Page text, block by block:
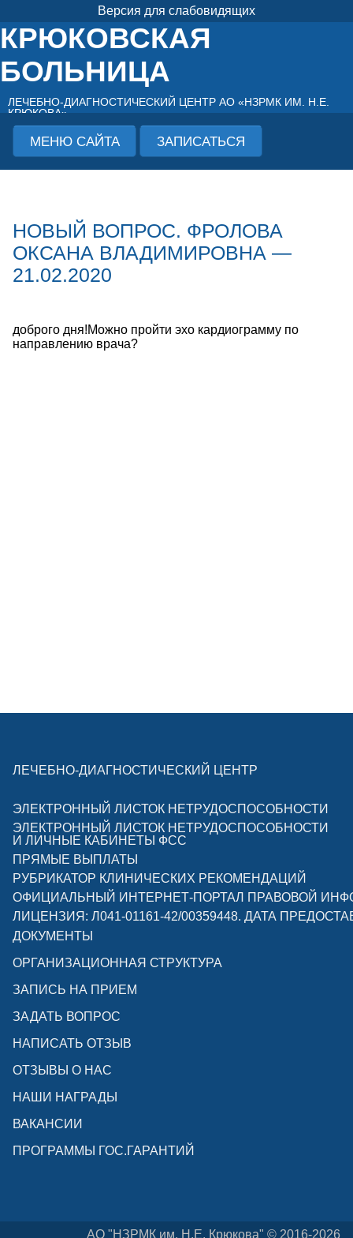
Версия для слабовидящих
КРЮКОВСКАЯ
БОЛЬНИЦА
ЛЕЧЕБНО-ДИАГНОСТИЧЕСКИЙ ЦЕНТР АО «НЗРМК ИМ. Н.Е.
КРЮКОВА»
МЕНЮ САЙТА ЗАПИСАТЬСЯ
НОВЫЙ ВОПРОС. ФРОЛОВА
ОКСАНА ВЛАДИМИРОВНА —
21.02.2020
доброго дня!Можно пройти эхо кардиограмму по
направлению врача?
ЛЕЧЕБНО-ДИАГНОСТИЧЕСКИЙ ЦЕНТР
ЭЛЕКТРОННЫЙ ЛИСТОК НЕТРУДОСПОСОБНОСТИ
ЭЛЕКТРОННЫЙ ЛИСТОК НЕТРУДОСПОСОБНОСТИ
И ЛИЧНЫЕ КАБИНЕТЫ ФСС
ПРЯМЫЕ ВЫПЛАТЫ
РУБРИКАТОР КЛИНИЧЕСКИХ РЕКОМЕНДАЦИЙ
ОФИЦИАЛЬНЫЙ ИНТЕРНЕТ-ПОРТАЛ ПРАВОВОЙ
ЛИЦЕНЗИЯ: Л041-01161-42/00359448. ДАТА
ДОКУМЕНТЫ
ОРГАНИЗАЦИОННАЯ СТРУКТУРА
ЗАПИСЬ НА ПРИЕМ
ЗАДАТЬ ВОПРОС
НАПИСАТЬ ОТЗЫВ
ОТЗЫВЫ О НАС
НАШИ НАГРАДЫ
ВАКАНСИИ
ПРОГРАММЫ ГОС.ГАРАНТИЙ
АО "НЗРМК им. Н.Е. Крюкова" © 2016-2026